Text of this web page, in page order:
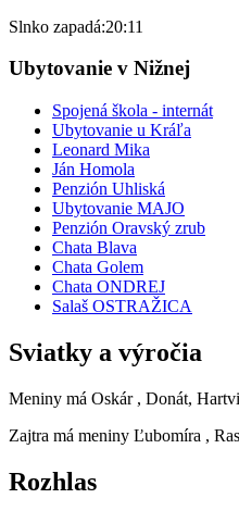
Slnko zapadá:20:11
Ubytovanie v Nižnej
Spojená škola - internát
Ubytovanie u Kráľa
Leonard Mika
Ján Homola
Penzión Uhliská
Ubytovanie MAJO
Penzión Oravský zrub
Chata Blava
Chata Golem
Chata ONDREJ
Salaš OSTRAŽICA
Sviatky a výročia
Meniny má Oskár , Donát,
Zajtra má meniny Ľubomíra ,
Rozhlas